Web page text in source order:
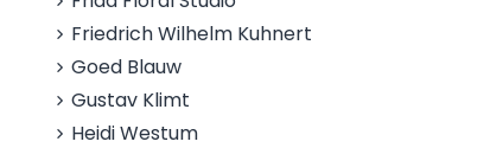
Friedrich Wilhelm Kuhnert
Goed Blauw
Gustav Klimt
Heidi Westum